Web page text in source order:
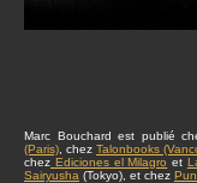
Marc Bouchard est publié
(Paris) , chez Talonbooks
chez Ediciones el Milagro et
Sairyusha (Tokyo), et chez